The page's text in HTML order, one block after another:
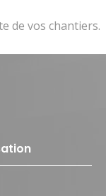
de vos chantiers.